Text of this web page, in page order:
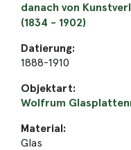
danach von
(1834 - 1902)
Datierung:
1888-1910
Objektart:
Wolfrum
Material:
Glas